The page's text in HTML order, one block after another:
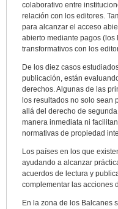
colaborativo entre
relación con los editores.
para alcanzar el acceso
abierto mediante pagos (los
transformativos con los
De los diez casos
publicación, están
derechos. Algunas de las
los resultados no solo sean
allá del derecho de
manera inmediata ni
normativas de propiedad
Los países en los que
ayudando a alcanzar
acuerdos de lectura y
complementar las acciones
En la zona de los Balcanes